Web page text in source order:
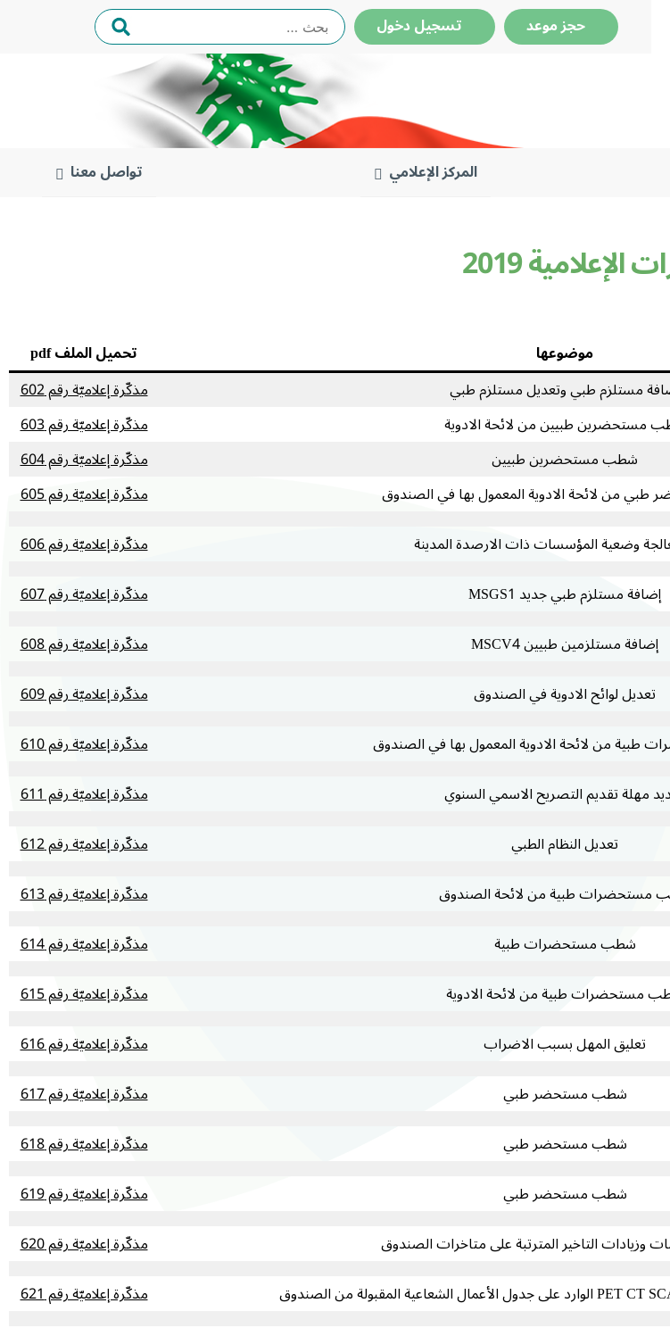
حجز موعد تسجيل دخول البحث
عن:
المركز الإعلامي
تواصل معنا
الإعلامية 2019
موضوعها
تحميل الملف pdf
مستلزم طبي وتعديل مستلزم طبي
مذكّرة إعلاميّة رقم 602
مستحضرين طبيين من لائحة الادوية
مذكّرة إعلاميّة رقم 603
شطب مستحضرين طبيين
مذكّرة إعلاميّة رقم 604
من لائحة الادوية المعمول بها في الصندوق
مذكّرة إعلاميّة رقم 605
وضعية المؤسسات ذات الارصدة المدينة
مذكّرة إعلاميّة رقم 606
إضافة مستلزم طبي جديد MSGS1
مذكّرة إعلاميّة رقم 607
إضافة مستلزمين طبيين MSCV4
مذكّرة إعلاميّة رقم 608
تعديل لوائح الادوية في الصندوق
مذكّرة إعلاميّة رقم 609
من لائحة الادوية المعمول بها في الصندوق
مذكّرة إعلاميّة رقم 610
مهلة تقديم التصريح الاسمي السنوي
مذكّرة إعلاميّة رقم 611
تعديل النظام الطبي
مذكّرة إعلاميّة رقم 612
مستحضرات طبية من لائحة الصندوق
مذكّرة إعلاميّة رقم 613
شطب مستحضرات طبية
مذكّرة إعلاميّة رقم 614
مستحضرات طبية من لائحة الادوية
مذكّرة إعلاميّة رقم 615
تعليق المهل بسبب الاضراب
مذكّرة إعلاميّة رقم 616
شطب مستحضر طبي
مذكّرة إعلاميّة رقم 617
شطب مستحضر طبي
مذكّرة إعلاميّة رقم 618
شطب مستحضر طبي
مذكّرة إعلاميّة رقم 619
وزيادات التاخير المترتبة على متاخرات الصندوق
مذكّرة إعلاميّة رقم 620
مذكّرة إعلاميّة رقم 621